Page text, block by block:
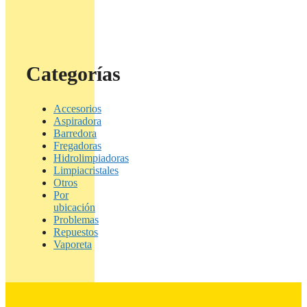
Categorías
Accesorios
Aspiradora
Barredora
Fregadoras
Hidrolimpiadoras
Limpiacristales
Otros
Por
ubicación
Problemas
Repuestos
Vaporeta